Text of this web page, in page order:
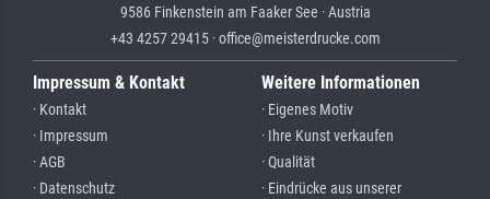
9586 Finkenstein am Faaker See · Austria
+43 4257 29415 · office@meisterdrucke.com
Impressum & Kontakt
· Kontakt
· Impressum
· AGB
· Datenschutz
Weitere Informationen
· Eigenes Motiv
· Ihre Kunst verkaufen
· Qualität
· Eindrücke aus unserer